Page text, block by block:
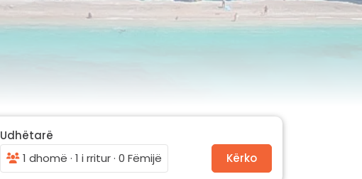
Udhëtarë
1 dhomë · 1 i rritur · 0 Fëmijë
Kërko